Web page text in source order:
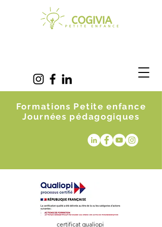
Formations Petite enfance
Journées pédagogiques
certificat qualiopi